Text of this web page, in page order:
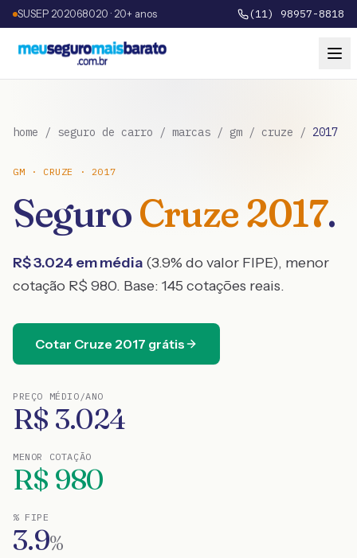
SUSEP 202068020 · 20+ anos (11) 98957-8818
home / seguro de carro / marcas / gm / cruze / 2017
GM · CRUZE · 2017
SeguroCruze2017.
R$3.024 em média (3.9% do valor FIPE), menor
cotação R$ 980. Base: 145 cotações reais.
Cotar Cruze 2017 grátis
PREÇO MÉDIO/ANO
R$ 3.024
MENOR COTAÇÃO
R$ 980
% FIPE
3.9%